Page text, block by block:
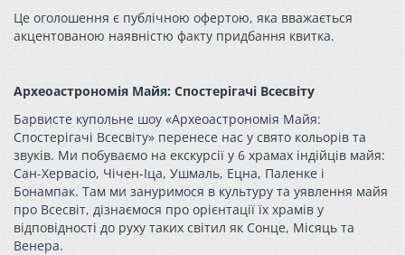
Це оголошення є публічною офертою, яка вважається
акцентованою наявністю факту придбання квитка.
Археоастрономія Майя: Спостерігачі Всесвіту
Барвисте купольне шоу «Археоастрономія Майя:
Спостерігачі Всесвіту» перенесе нас у свято кольорів та
звуків. Ми побуваємо на екскурсії у 6 храмах індійців майя:
Сан-Хервасіо, Чічен-Іца, Ушмаль, Ецна, Паленке і
Бонампак. Там ми зануримося в культуру та уявлення майя
про Всесвіт, дізнаємося про орієнтації їх храмів у
відповідності до руху таких світил як Сонце, Місяць та
Венера.